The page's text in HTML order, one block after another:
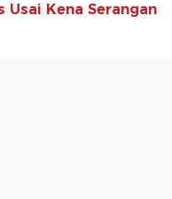
Usai Kena Serangan